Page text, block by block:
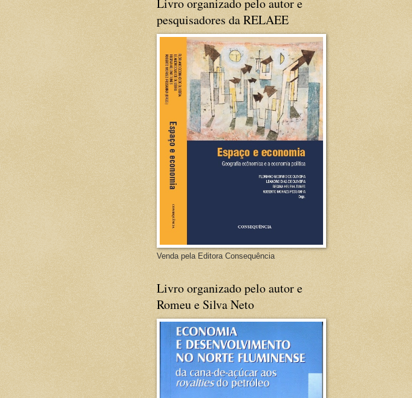
Livro organizado pelo autor e
pesquisadores da RELAEE
Venda pela Editora Consequência
Livro organizado pelo autor e
Romeu e Silva Neto